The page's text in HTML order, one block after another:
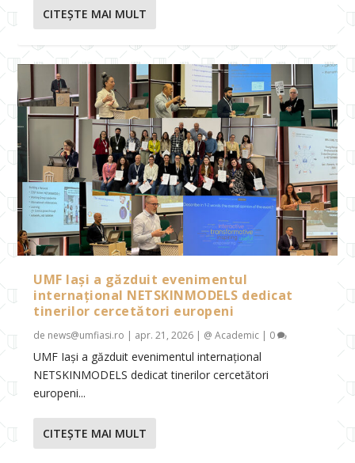
CITEŞTE MAI MULT
UMF Iași a găzduit evenimentul
internațional NETSKINMODELS dedicat
tinerilor cercetători europeni
de news@umfiasi.ro | apr. 21, 2026 | @ Academic | 0
UMF Iași a găzduit evenimentul internațional
NETSKINMODELS dedicat tinerilor cercetători
europeni...
CITEŞTE MAI MULT